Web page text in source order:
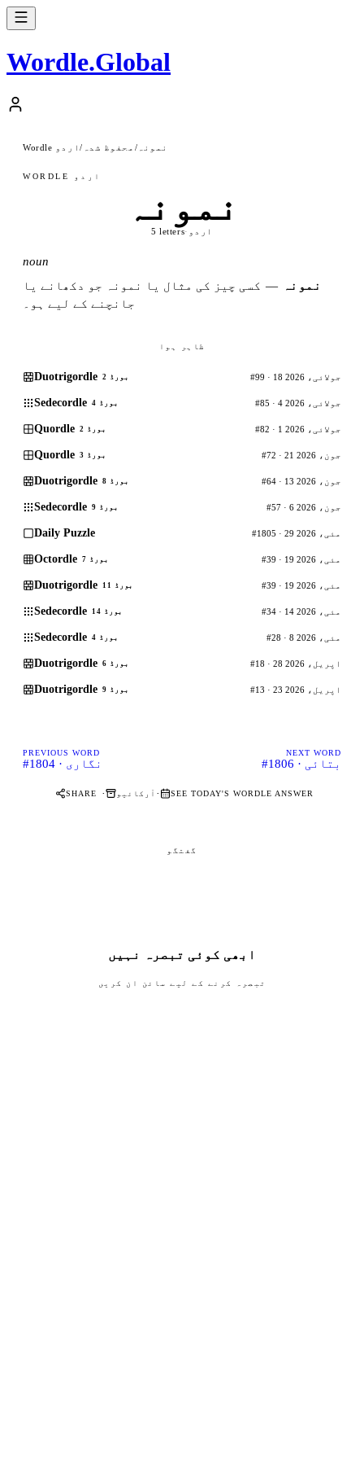
Wordle.Global
Wordle اردو/ محفوظ شدہ / نمونہ
WORDLE اردو
نمونہ
5 letters· اردو
noun
نمونہ
— کسی چیز کی مثال یا نمونہ جو دکھانے یا
جانچنے کے لیے ہو۔
ظاہر ہوا
Duotrigordle بورڈ 2 #99 · 18 جولائی، 2026
Sedecordle بورڈ 4 #85 · 4 جولائی، 2026
Quordle بورڈ 2 #82 · 1 جولائی، 2026
Quordle بورڈ 3 #72 · 21 جون، 2026
Duotrigordle بورڈ 8 #64 · 13 جون، 2026
Sedecordle بورڈ 9 #57 · 6 جون، 2026
Daily Puzzle #1805 · 29 مئی، 2026
Octordle بورڈ 7 #39 · 19 مئی، 2026
Duotrigordle بورڈ 11 #39 · 19 مئی، 2026
Sedecordle بورڈ 14 #34 · 14 مئی، 2026
Sedecordle بورڈ 4 #28 · 8 مئی، 2026
Duotrigordle بورڈ 6 #18 · 28 اپریل، 2026
Duotrigordle بورڈ 9 #13 · 23 اپریل، 2026
PREVIOUS WORD
#1804 · نگاری
NEXT WORD
#1806 · بتائی
SHARE · آرکائیو · SEE TODAY'S WORDLE ANSWER
گفتگو
ابھی کوئی تبصرہ نہیں
تبصرہ کرنے کے لیے سائن ان کریں